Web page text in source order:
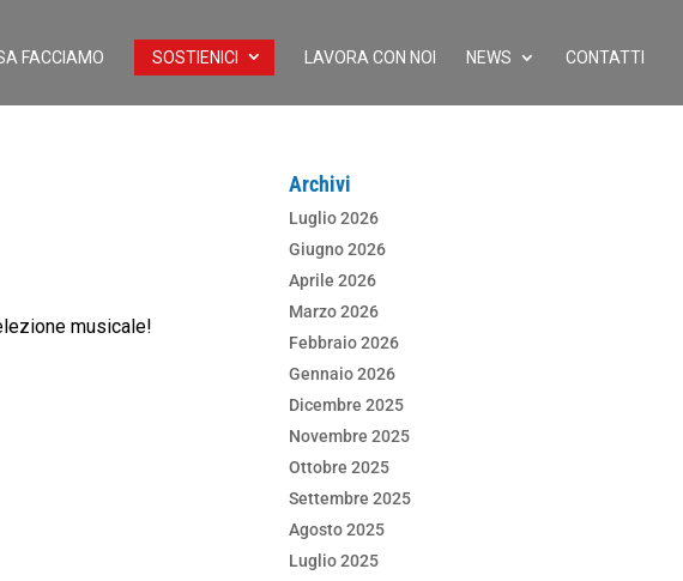
FACCIAMO SOSTIENICI LAVORA CON NOI NEWS CONTATTI
musicale!
Archivi
Luglio 2026
Giugno 2026
Aprile 2026
Marzo 2026
Febbraio 2026
Gennaio 2026
Dicembre 2025
Novembre 2025
Ottobre 2025
Settembre 2025
Agosto 2025
Luglio 2025